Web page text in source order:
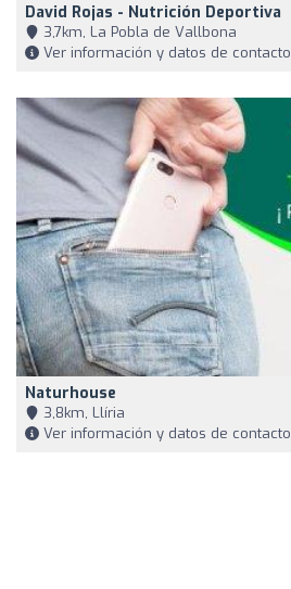
David Rojas - Nutrición Deportiva
3,7km, La Pobla de Vallbona
Ver información y datos de contacto
Naturhouse
3,8km, Llíria
Ver información y datos de contacto